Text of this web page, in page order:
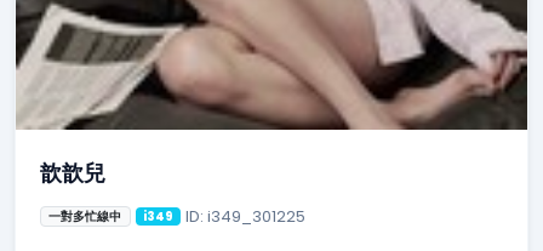
歆歆兒
一對多忙線中 i349 ID: i349_301225